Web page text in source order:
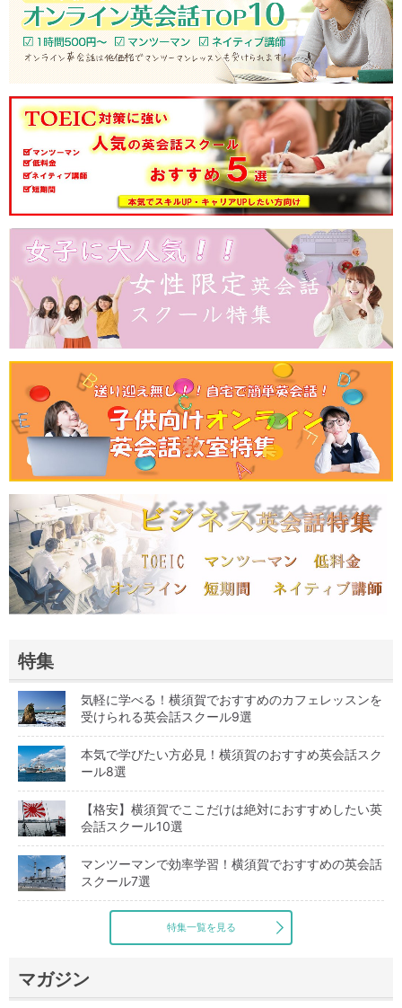
特集
気軽に学べる！横須賀でおすすめのカフェレッスンを
受けられる英会話スクール9選
本気で学びたい方必見！横須賀のおすすめ英会話スク
ール8選
【格安】横須賀でここだけは絶対におすすめしたい英
会話スクール10選
マンツーマンで効率学習！横須賀でおすすめの英会話
スクール7選
特集一覧を見る
マガジン